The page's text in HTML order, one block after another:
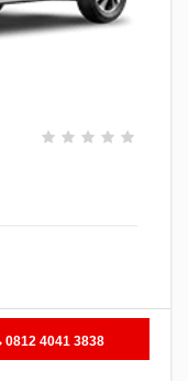
0812 4041 3838